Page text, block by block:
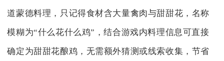
道蒙德料理，只记得食材含大量禽肉与甜甜花，名称
模糊为“什么花什么鸡”，结合游戏内料理信息可直接
确定为甜甜花酿鸡，无需额外猜测或线索收集，节省